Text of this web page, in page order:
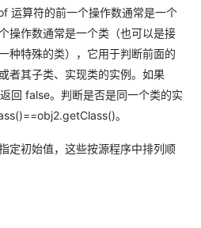
运算符的前一个操作数通常是一个
操作数通常是一个类（也可以是接
种特殊的类），它用于判断前面的
者其子类、实现类的实例。如果
回 false。判断是否是同一个类的实
。
定初始值，这些按源程序中排列顺